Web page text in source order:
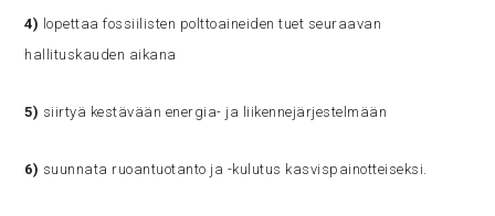
4) lopettaa fossiilisten polttoaineiden tuet seuraavan
hallituskauden aikana
5) siirtyä kestävään energia- ja liikennejärjestelmään
6) suunnata ruoantuotanto ja -kulutus kasvispainotteiseksi.